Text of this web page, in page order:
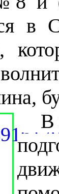
в
В